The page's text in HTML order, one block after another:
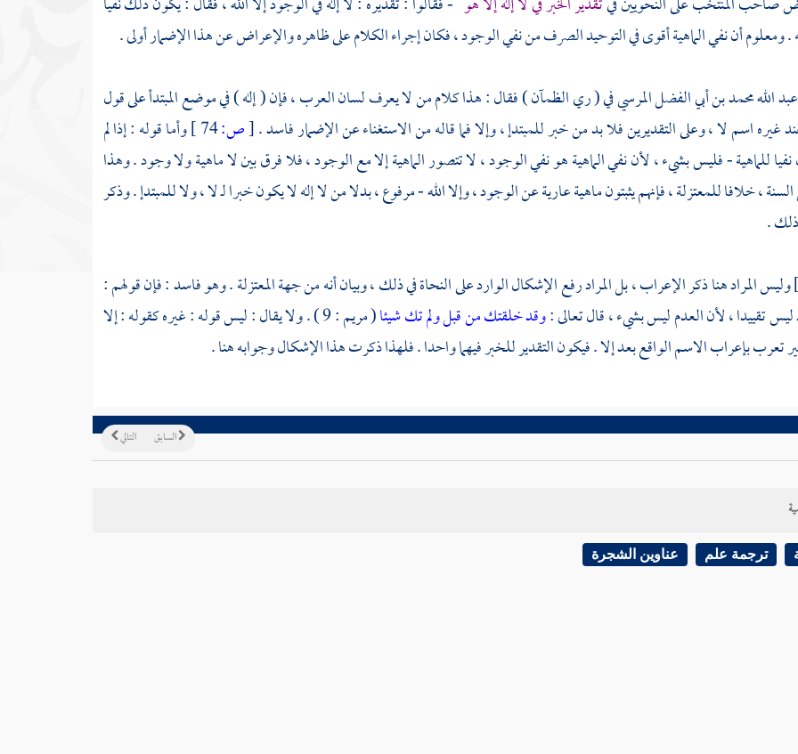
. ومعلوم أن نفي الماهية أقوى في التوحيد الصرف من نفي الوجود ، فكان إجراء الكلام على ظاهره والإعراض عن هذا الإضمار أولى .
الله محمد بن أبي الفضل المرسيفي ( ري الظمآن ) فقال : هذا كلام من لا يعرف لسان العرب ، فإن ( إله ) في موضع المبتدأ على قول
غيره اسم لا ، وعلى التقديرين فلا بد من خبر للمبتدإ ، وإلا فما قاله من الاستغناء عن الإضمار فاسد .[ص:74 ]
وأما قوله : إذا لم
للماهية - فليس بشيء ، لأن نفي الماهية هو نفي الوجود ، لا تتصور الماهية إلا مع الوجود ، فلا فرق بين لا ماهية ولا وجود . وهذا
، خلافاللمعتزلة ،فإنهم يثبتون ماهية عارية عن الوجود ، وإلا الله - مرفوع ، بدلا من لا إله لا يكون خبرا لـ لا ، ولا للمبتدإ . وذكر
.
وليس المراد هنا ذكر الإعراب ، بل المراد رفع الإشكال الوارد على النحاة في ذلك ، وبيان أنه من جهةالمعتزلة. وهو فاسد : فإن قولهم :
تقييدا ، لأن العدم ليس بشيء ، قال تعالى :وقد خلقتك من قبل ولم تك شيئا
( مريم : 9 ) . ولا يقال : ليس قوله : غيره كقوله : إلا
تعرب بإعراب الاسم الواقع بعد إلا . فيكون التقدير للخبر فيهما واحدا . فلهذا ذكرت هذا الإشكال وجوابه هنا .
التالي السابق
ترجمة علم عناوين الشجرة